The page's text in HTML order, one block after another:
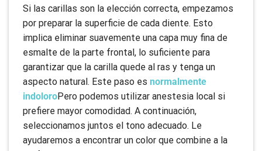
Si las carillas son la elección correcta, empezamos
por preparar la superficie de cada diente. Esto
implica eliminar suavemente una capa muy fina de
esmalte de la parte frontal, lo suficiente para
garantizar que la carilla quede al ras y tenga un
aspecto natural. Este paso es normalmente
indoloroPero podemos utilizar anestesia local si
prefiere mayor comodidad. A continuación,
seleccionamos juntos el tono adecuado. Le
ayudaremos a encontrar un color que combine a la